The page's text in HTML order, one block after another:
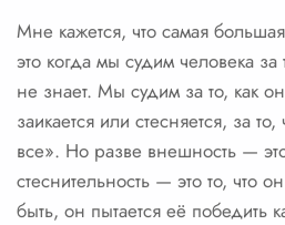
Мне кажется, что самая
это когда мы судим человека
не знает. Мы судим за то, как
заикается или стесняется, за
все». Но разве внешность —
стеснительность — это то, что
быть, он пытается её победить